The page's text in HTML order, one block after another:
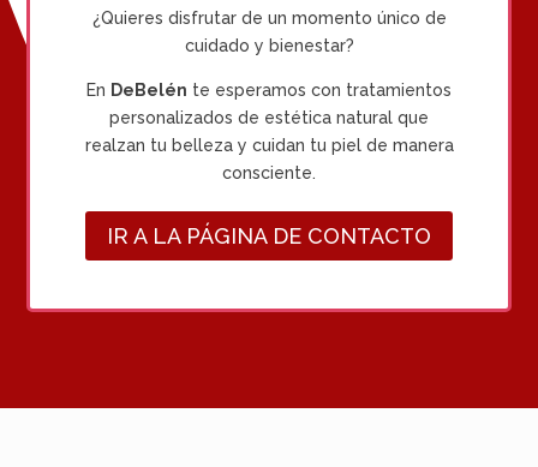
¿Quieres disfrutar de un momento único de
cuidado y bienestar?
En DeBelén te esperamos con tratamientos
personalizados de estética natural que
realzan tu belleza y cuidan tu piel de manera
consciente.
IR A LA PÁGINA DE CONTACTO